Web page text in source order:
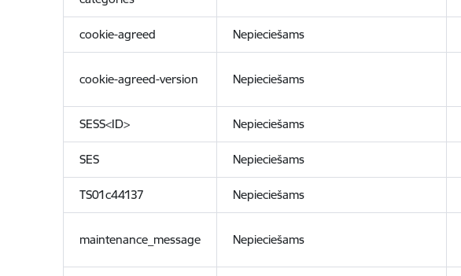
cookie-agreed Nepieciešams
cookie-agreed-version Nepieciešams
SESS<ID> Nepieciešams
SES Nepieciešams
TS01c44137 Nepieciešams
maintenance_message Nepieciešams